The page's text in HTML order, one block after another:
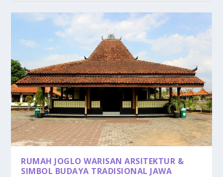
RUMAH JOGLO WARISAN ARSITEKTUR &
SIMBOL BUDAYA TRADISIONAL JAWA